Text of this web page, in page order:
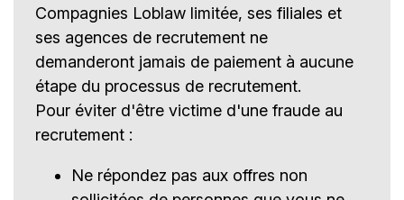
Compagnies Loblaw limitée, ses filiales et
ses agences de recrutement ne
demanderont jamais de paiement à aucune
étape du processus de recrutement.
Pour éviter d'être victime d'une fraude au
recrutement :
Ne répondez pas aux offres non